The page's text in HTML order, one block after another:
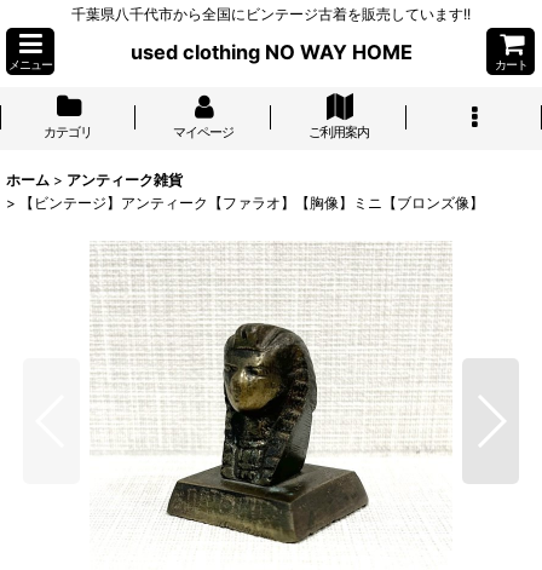
千葉県八千代市から全国にビンテージ古着を販売しています!!
メニュー
used clothing NO WAY HOME
カート
カテゴリ マイページ ご利用案内
ホーム > アンティーク雑貨
>
【ビンテージ】アンティーク【ファラオ】【胸像】ミニ【ブロンズ像】